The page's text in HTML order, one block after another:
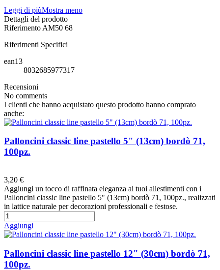
Leggi di piùMostra meno
Dettagli del prodotto
Riferimento AM50 68
Riferimenti Specifici
ean13
8032685977317
Recensioni
No comments
I clienti che hanno acquistato questo prodotto hanno comprato
anche:
Palloncini classic line pastello 5" (13cm) bordò 71,
100pz.
3,20 €
Aggiungi un tocco di raffinata eleganza ai tuoi allestimenti con i
Palloncini classic line pastello 5" (13cm) bordò 71, 100pz., realizzati
in lattice naturale per decorazioni professionali e festose.
Aggiungi
Palloncini classic line pastello 12" (30cm) bordò 71,
100pz.